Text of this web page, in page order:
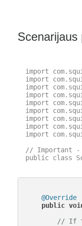
Scenarijaus
import
import
import
import
import
import
import
import
import
// Important -
public class
@Override
public
// If